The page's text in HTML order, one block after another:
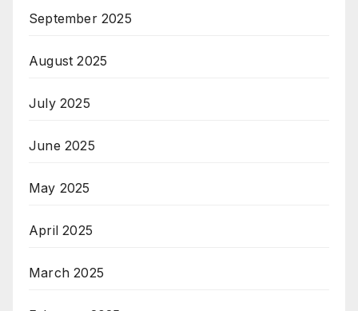
September 2025
August 2025
July 2025
June 2025
May 2025
April 2025
March 2025